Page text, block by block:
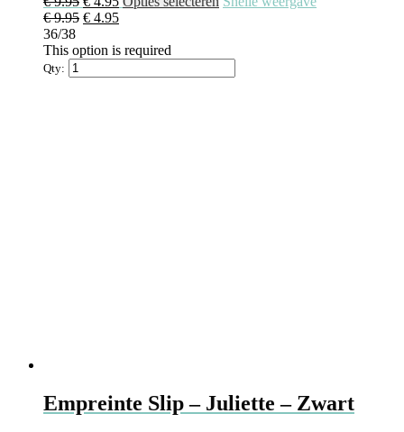
€9.95 € 4.95
36/38
This option is required
Qty:
Empreinte Slip – Juliette – Zwart